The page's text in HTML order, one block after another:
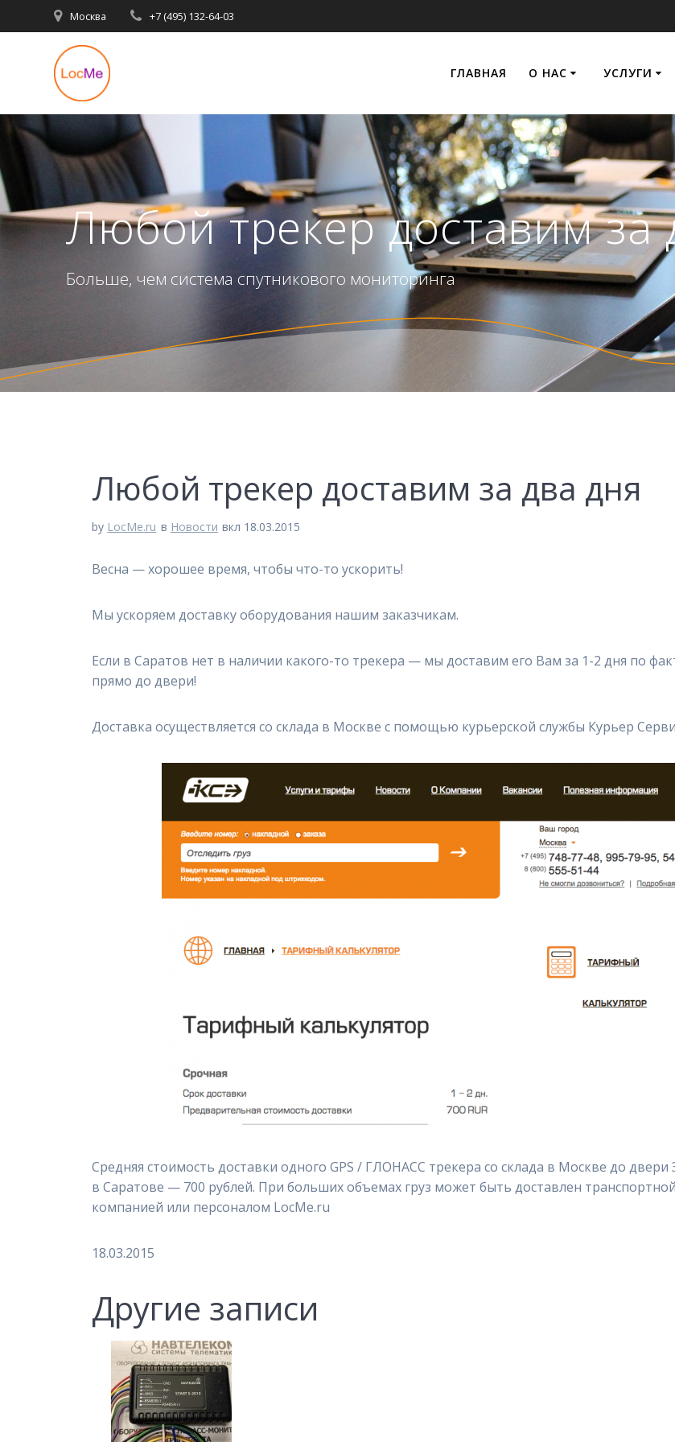
Перейти
к
содержимому
Москва +7 (495) 132-64-03
ГЛАВНАЯ О НАС УСЛУГИ
Любой трекер доставим за
Больше, чем система спутникового мониторинга
Любой трекер доставим за два дня
by LocMe.ru в Новости вкл 18.03.2015
Весна — хорошее время, чтобы что-то ускорить!
Мы ускоряем доставку оборудования нашим заказчикам.
Если в Саратов нет в наличии какого-то трекера — мы доставим его Вам за 1-2 дня по
прямо до двери!
Доставка осуществляется со склада в Москве с помощью курьерской службы Курьер
Средняя стоимость доставки одного GPS / ГЛОНАСС трекера со склада в Москве до двери
в Саратове — 700 рублей. При больших объемах груз может быть доставлен транспортной
компанией или персоналом LocMe.ru
18.03.2015
Другие записи